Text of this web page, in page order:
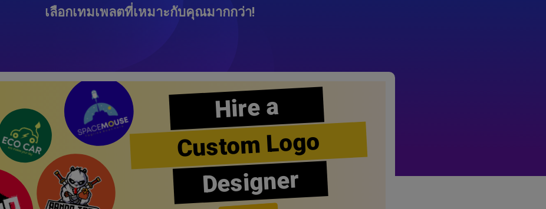
เลือกเทมเพลตที่เหมาะกับคุณมากกว่า!
Hire a
Custom Logo
Designer